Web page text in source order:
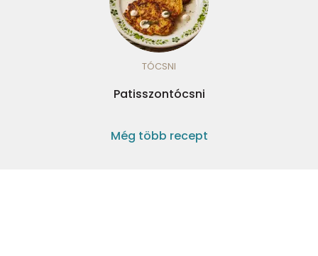
TÓCSNI
Patisszontócsni
Még több recept